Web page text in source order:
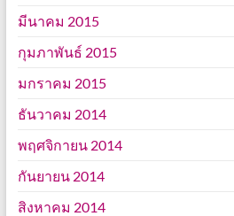
มีนาคม 2015
กุมภาพันธ์ 2015
มกราคม 2015
ธันวาคม 2014
พฤศจิกายน 2014
กันยายน 2014
สิงหาคม 2014